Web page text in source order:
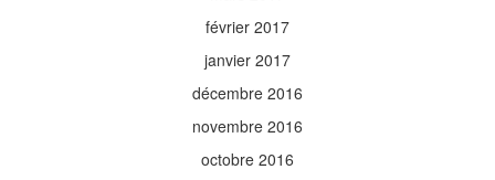
février 2017
janvier 2017
décembre 2016
novembre 2016
octobre 2016